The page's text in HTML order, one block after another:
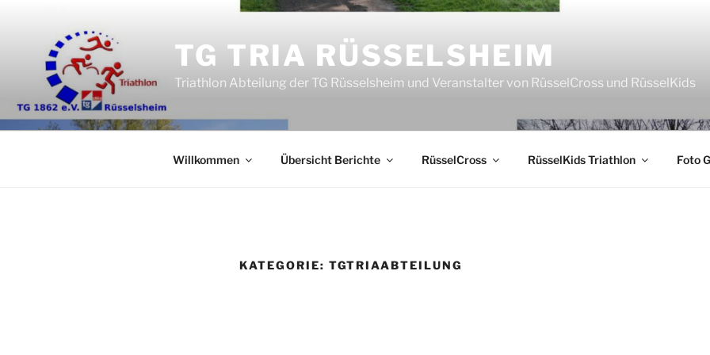
springen
TG TRIA RÜSSELSHEIM
Triathlon Abteilung der TG Rüsselsheim und Veranstalter von RüsselCross und RüsselKids
Willkommen Übersicht Berichte RüsselCross RüsselKids Triathlon Foto
KATEGORIE: TGTRIAABTEILUNG